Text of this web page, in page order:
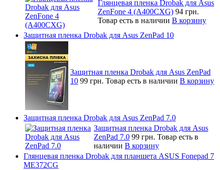
Глянцевая пленка Drobak для Asus
ZenFone 4 (A400CXG) 94 грн.
Товар есть в наличии В корзину
Защитная пленка Drobak для Asus ZenPad 10
Защитная пленка Drobak для Asus ZenPad
10 99 грн. Товар есть в наличии В корзину
Защитная пленка Drobak для Asus ZenPad 7.0
Защитная пленка Drobak для Asus
ZenPad 7.0 99 грн. Товар есть в
наличии В корзину
Глянцевая пленка Drobak для планшета ASUS Fonepad 7
ME372CG